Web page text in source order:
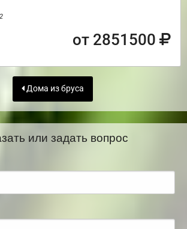
2
от 2851500
Дома из бруса
или задать вопрос